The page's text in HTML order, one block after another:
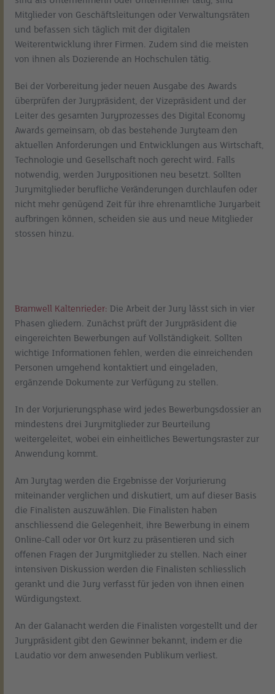
Mitglieder von Geschäftsleitungen oder Verwaltungsräten
und befassen sich täglich mit der digitalen
Weiterentwicklung ihrer Firmen. Zudem sind die meisten
von ihnen als Dozierende an Hochschulen tätig.
Bei der Vorbereitung jeder neuen Ausgabe des Awards
überprüfen der Jurypräsident, der Vizepräsident und der
Leiter des gesamten Juryprozesses des Digital Economy
Awards gemeinsam, ob das bestehende Juryteam den
aktuellen Anforderungen und Entwicklungen aus Wirtschaft,
Technologie und Gesellschaft noch gerecht wird. Falls
notwendig, werden Jurypositionen neu besetzt. Sollten
Jurymitglieder berufliche Veränderungen durchlaufen oder
nicht mehr genügend Zeit für ihre ehrenamtliche Juryarbeit
aufbringen können, scheiden sie aus und neue Mitglieder
stossen hinzu.
Bramwell Kaltenrieder: Die Arbeit der Jury lässt sich in vier
Phasen gliedern. Zunächst prüft der Jurypräsident die
eingereichten Bewerbungen auf Vollständigkeit. Sollten
wichtige Informationen fehlen, werden die einreichenden
Personen umgehend kontaktiert und eingeladen,
ergänzende Dokumente zur Verfügung zu stellen.
In der Vorjurierungsphase wird jedes Bewerbungsdossier an
mindestens drei Jurymitglieder zur Beurteilung
weitergeleitet, wobei ein einheitliches Bewertungsraster zur
Anwendung kommt.
Am Jurytag werden die Ergebnisse der Vorjurierung
miteinander verglichen und diskutiert, um auf dieser Basis
die Finalisten auszuwählen. Die Finalisten haben
anschliessend die Gelegenheit, ihre Bewerbung in einem
Online-Call oder vor Ort kurz zu präsentieren und sich
offenen Fragen der Jurymitglieder zu stellen. Nach einer
intensiven Diskussion werden die Finalisten schliesslich
gerankt und die Jury verfasst für jeden von ihnen einen
Würdigungstext.
An der Galanacht werden die Finalisten vorgestellt und der
Jurypräsident gibt den Gewinner bekannt, indem er die
Laudatio vor dem anwesenden Publikum verliest.